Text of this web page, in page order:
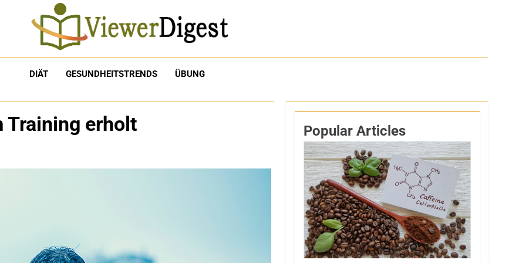
DIÄT GESUNDHEITSTRENDS ÜBUNG
Training erholt Popular Articles